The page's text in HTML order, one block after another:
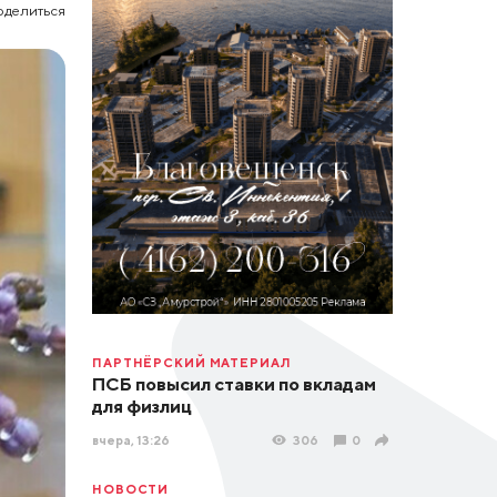
ПАРТНЁРСКИЙ МАТЕРИАЛ
ПСБ повысил ставки по вкладам
для физлиц
вчера, 13:26 306 0
НОВОСТИ